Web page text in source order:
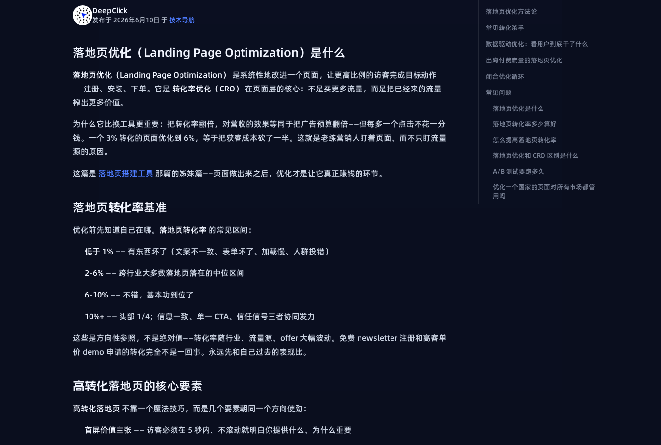
DeepClick
发布于 2026年6月10日 于 技术导航
落地页优化（Landing Page Optimization）是什么
落地页优化（Landing Page Optimization）
是系统性地改进一个页面，让更高比例的访客完成目标动作
——注册、安装、下单。它是 转化率优化（CRO） 在页面层的核心：不是买更多流量，而是把已经来的流量
榨出更多价值。
为什么它比换工具更重要：把转化率翻倍，对营收的效果等同于把广告预算翻倍——但每多一个点击不花一分
钱。一个 3% 转化的页面优化到 6%，等于把获客成本砍了一半。这就是老练营销人盯着页面、而不只盯流量
源的原因。
这篇是 落地页搭建工具 那篇的姊妹篇——页面做出来之后，优化才是让它真正赚钱的环节。
落地页转化率基准
优化前先知道自己在哪。 落地页转化率 的常见区间：
低于 1% —— 有东西坏了（文案不一致、表单坏了、加载慢、人群投错）
2–6% —— 跨行业大多数落地页落在的中位区间
6–10% —— 不错，基本功到位了
10%+ —— 头部 1/4；信息一致、单一 CTA、信任信号三者协同发力
这些是方向性参照，不是绝对值——转化率随行业、流量源、offer 大幅波动。免费 newsletter 注册和高客单
价 demo 申请的转化完全不是一回事。永远先和自己过去的表现比。
高转化落地页的核心要素
高转化落地页 不靠一个魔法技巧，而是几个要素朝同一个方向使劲：
首屏价值主张 —— 访客必须在 5 秒内、不滚动就明白你提供什么、为什么重要
落地页优化方法论
常见转化杀手
数据驱动优化：看用户到底干了什么
出海付费流量的落地页优化
闭合优化循环
常见问题
落地页优化是什么
落地页转化率多少算好
怎么提高落地页转化率
落地页优化和 CRO 区别是什么
A/B 测试要跑多久
优化一个国家的页面对所有市场都管
用吗